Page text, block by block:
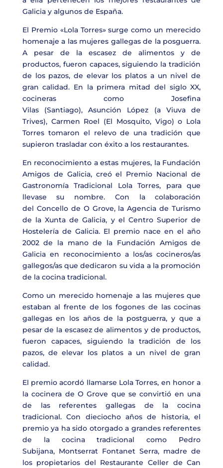
Galicia y algunos de España.
El Premio «Lola Torres»surge como un merecido
homenaje a las mujeres gallegas de la posguerra.
A pesar de la escasez de alimentos y de
productos, fueron capaces, siguiendo la tradición
de los pazos, de elevar los platos a un nivel de
gran calidad. En la primera mitad del siglo XX,
cocineras comoJosefina
Vilas(Santiago),Asunción López (a Viuva de
Trives), Carmen Roel (El Mosquito, Vigo) o Lola
Torrestomaron el relevo de una tradición que
supieron trasladar con éxito a los restaurantes.
En reconocimiento a estas mujeres, la Fundación
Amigos de Galicia, creó el Premio Nacional de
Gastronomía Tradicional Lola Torres, para que
llevase su nombre. Con la colaboración
del Concello de O Grove, laAgencia de Turismo
de la Xunta de Galicia, y el Centro Superior de
Hostelería de Galicia.El premio nace en el año
2002 de la mano de la Fundación Amigos de
Galicia en reconocimiento a los/as cocineros/as
gallegos/as que dedicaron su vida a la promoción
de la cocina tradicional.
Como un merecido homenaje a las mujeres que
estaban al frente de los fogones de las cocinas
gallegas en los años de la postguerra, y que a
pesar de la escasez de alimentos y de productos,
fueron capaces, siguiendo la tradición de los
pazos, de elevar los platos a un nivel de gran
calidad.
El premio acordó llamarse Lola Torres, en honor a
la cocinera de O Grove que se convirtió en una
de las referentes gallegas de la cocina
tradicional. Con dieciocho años de historia, el
premio ya ha sido otorgado a grandes referentes
de la cocina tradicional como Pedro
Subijana, Montserrat Fontanet Serra, madre de
los propietarios del Restaurante Celler de Can